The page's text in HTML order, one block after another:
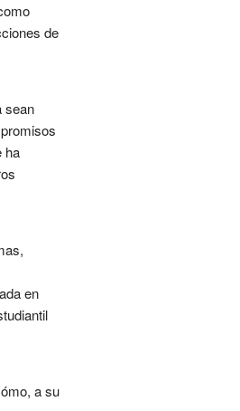
de
sean
ha
en
a su